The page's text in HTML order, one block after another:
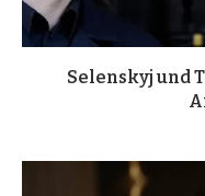
Selenskyj und